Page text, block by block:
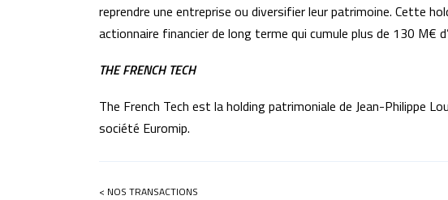
reprendre une entreprise ou diversifier leur patrimoine. Cette
actionnaire financier de long terme qui cumule plus de 130 M€
THE FRENCH TECH
The French Tech est la holding patrimoniale de Jean-Philippe
société Euromip.
< NOS TRANSACTIONS